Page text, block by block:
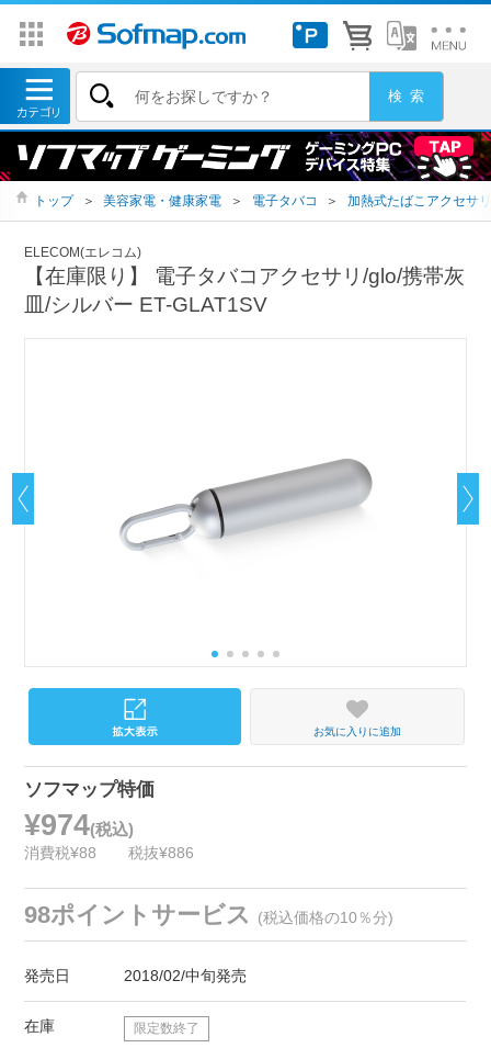
トップ ＞ 美容家電・健康家電 ＞ 電子タバコ ＞ 加熱式たばこアクセサ
ELECOM(エレコム)
【在庫限り】 電子タバコアクセサリ/glo/携帯灰
皿/シルバー ET-GLAT1SV
お気に入りに追加
ソフマップ特価
¥974(税込)
消費税¥88 税抜¥886
98ポイントサービス (税込価格の10％分)
発売日 2018/02/中旬発売
在庫 限定数終了